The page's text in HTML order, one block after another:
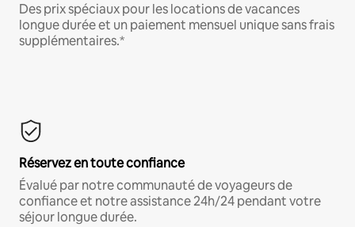
Des prix spéciaux pour les locations de vacances
longue durée et un paiement mensuel unique sans frais
supplémentaires.*
Réservez en toute confiance
Évalué par notre communauté de voyageurs de
confiance et notre assistance 24h/24 pendant votre
séjour longue durée.